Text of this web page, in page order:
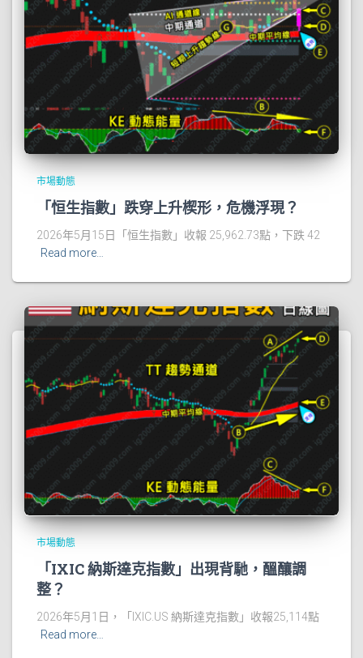
市場動態
「恒生指數」跌穿上升楔形，危機浮現？
2026年5月15日「恒生指數」收報 25,962.73點，下跌 42
Read more…
市場動態
「IXIC 納斯達克指數」出現背馳，醞釀調
整？
2026年5月1日，「IXIC.US 納斯達克指數」收報25,114點
Read more…